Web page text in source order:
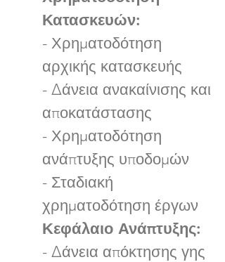
Κατασκευών:
- Χρηματοδότηση
αρχικής κατασκευής
- Δάνεια ανακαίνισης και
αποκατάστασης
- Χρηματοδότηση
ανάπτυξης υποδομών
- Σταδιακή
χρηματοδότηση έργων
Κεφάλαιο Ανάπτυξης:
- Δάνεια απόκτησης γης